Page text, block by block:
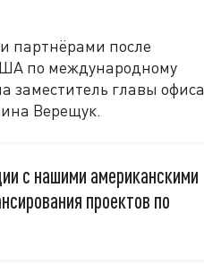
партнёрами после
по международному
заместитель главы офиса
Верещук.
с нашими американскими
проектов по